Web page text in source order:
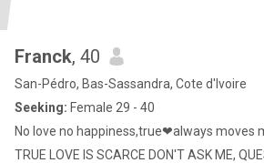
Franck, 40
San-Pédro, Bas-Sassandra, Cote d'Ivoire
Seeking: Female 29 - 40
No love no happiness,true❤always moves
TRUE LOVE IS SCARCE DON'T ASK ME,